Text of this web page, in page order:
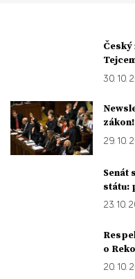
30. 10.
zákon!
29. 10.
Senát
státu:
23. 10.
o
20. 10.